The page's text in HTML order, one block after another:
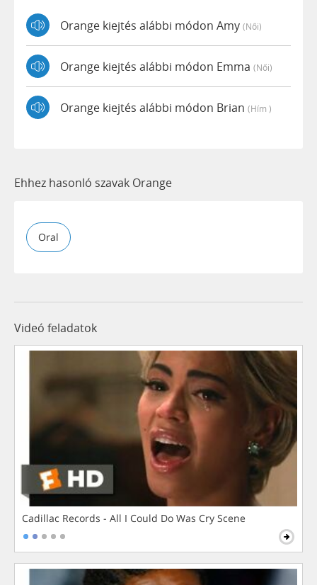
Orange kiejtés alábbi módon Amy (női)
Orange kiejtés alábbi módon Emma (női)
Orange kiejtés alábbi módon Brian (hím )
Ehhez hasonló szavak Orange
Oral
Videó feladatok
Cadillac Records - All I Could Do Was Cry Scene